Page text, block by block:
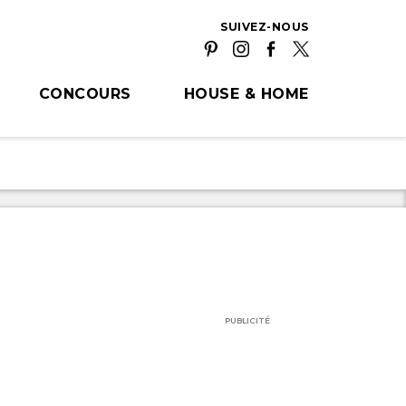
SUIVEZ-NOUS
CONCOURS HOUSE & HOME
PUBLICITÉ